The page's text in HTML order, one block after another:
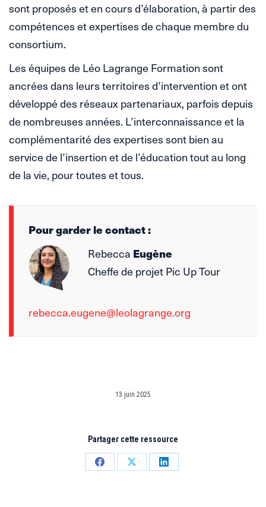
sont proposés et en cours d’élaboration, à partir des
compétences et expertises de chaque membre du
consortium.
Les équipes de Léo Lagrange Formation sont
ancrées dans leurs territoires d’intervention et ont
développé des réseaux partenariaux, parfois depuis
de nombreuses années. L’interconnaissance et la
complémentarité des expertises sont bien au
service de l’insertion et de l’éducation tout au long
de la vie, pour toutes et tous.
Pour garder le contact :
Rebecca Eugène
Cheffe de projet Pic Up Tour
rebecca.eugene@leolagrange.org
13 juin 2025
Partager cette ressource
PartagerPartagerPartager